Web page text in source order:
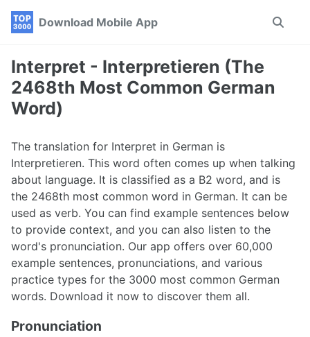
Skip
navigation
Skip
Skip
Download Mobile App
Toggle
Interpret - Interpretieren (The
2468th Most Common German
Word)
The translation for Interpret in German is
Interpretieren. This word often comes up when talking
about language. It is classified as a B2 word, and is
the 2468th most common word in German. It can be
used as verb. You can find example sentences below
to provide context, and you can also listen to the
word's pronunciation. Our app offers over 60,000
example sentences, pronunciations, and various
practice types for the 3000 most common German
words. Download it now to discover them all.
Pronunciation